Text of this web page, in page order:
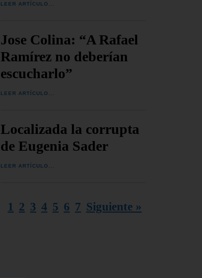
LEER ARTÍCULO...
Jose Colina: “A Rafael
Ramírez no deberían
escucharlo”
LEER ARTÍCULO...
Localizada la corrupta
de Eugenia Sader
LEER ARTÍCULO...
1 2 3 4 5 6 7 Siguiente »